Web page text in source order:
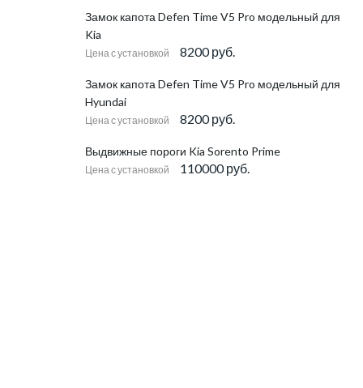
Замок капота Defen Time V5 Pro модельный для
Kia
Цена с установкой 8200 руб.
Замок капота Defen Time V5 Pro модельный для
Hyundai
Цена с установкой 8200 руб.
Выдвижные пороги Kia Sorento Prime
Цена с установкой 110000 руб.